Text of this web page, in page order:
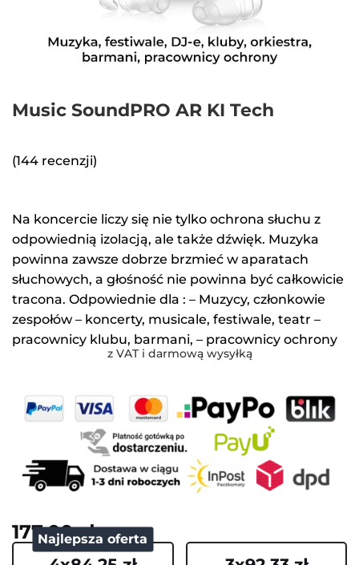
Music SoundPRO AR KI Tech
(144 recenzji)
Na koncercie liczy się nie tylko ochrona słuchu z
odpowiednią izolacją, ale także dźwięk. Muzyka
powinna zawsze dobrze brzmieć w aparatach
słuchowych, a głośność nie powinna być całkowicie
tracona. Odpowiednie dla : – Muzycy, członkowie
zespołów – koncerty, musicale, festiwale, teatr –
pracownicy klubu, barmani, – pracownicy ochrony
z VAT i darmową wysyłką
177,00 zł
Najlepsza oferta